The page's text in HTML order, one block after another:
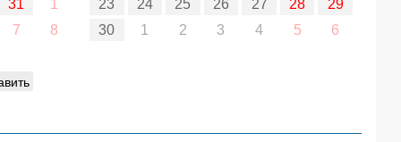
31
1
7
8
23
24 25 26 27 28
29
30
1 2 3 4 5 6